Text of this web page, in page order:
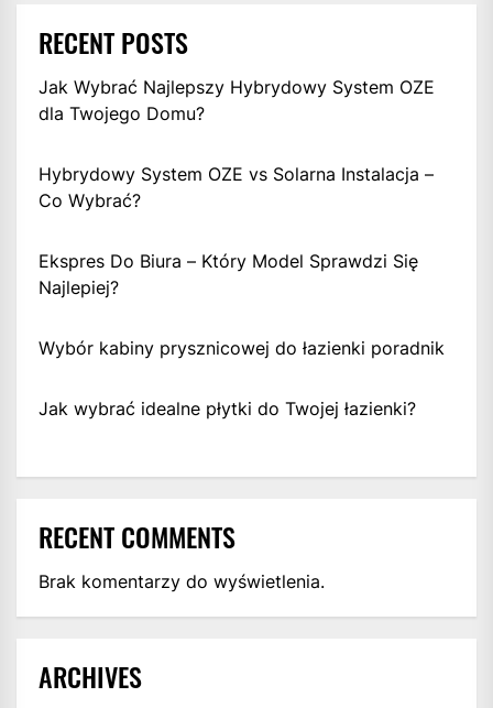
RECENT POSTS
Jak Wybrać Najlepszy Hybrydowy System OZE
dla Twojego Domu?
Hybrydowy System OZE vs Solarna Instalacja –
Co Wybrać?
Ekspres Do Biura – Który Model Sprawdzi Się
Najlepiej?
Wybór kabiny prysznicowej do łazienki poradnik
Jak wybrać idealne płytki do Twojej łazienki?
RECENT COMMENTS
Brak komentarzy do wyświetlenia.
ARCHIVES